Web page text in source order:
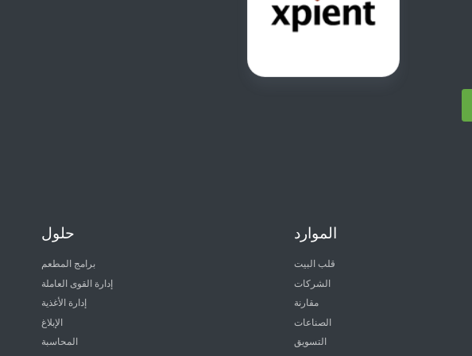
حلول
برامج المطعم
إدارة القوى العاملة
إدارة الأغذية
الإبلاغ
المحاسبة
الموارد
قلب البيت
الشركات
مقارنة
الصناعات
التسويق